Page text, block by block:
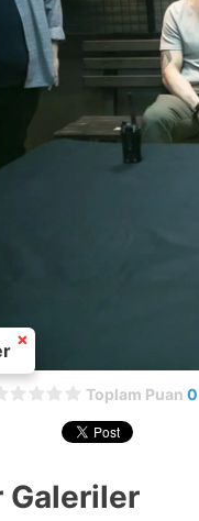
Toplam Puan 0
Galeriler
×